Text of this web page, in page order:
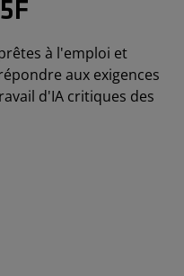
à l'emploi et
aux exigences
d'IA critiques des